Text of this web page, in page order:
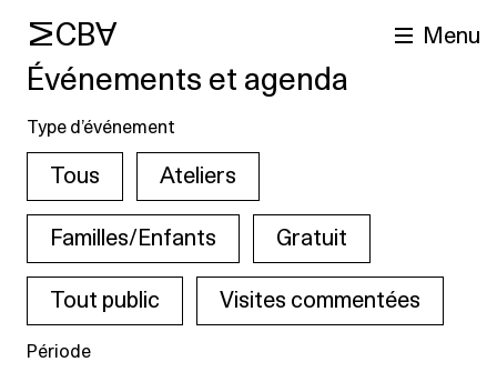
MCBA Menu
Événements et agenda
Type d’événement
Tous Ateliers
Familles/Enfants Gratuit
Tout public Visites commentées
Période